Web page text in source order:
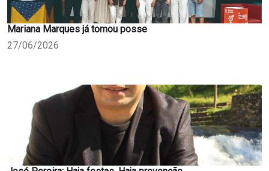
Mariana Marques já tomou posse
27/06/2026